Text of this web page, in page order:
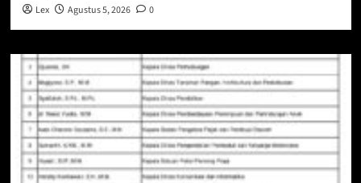
Lex Agustus 5, 2026 0